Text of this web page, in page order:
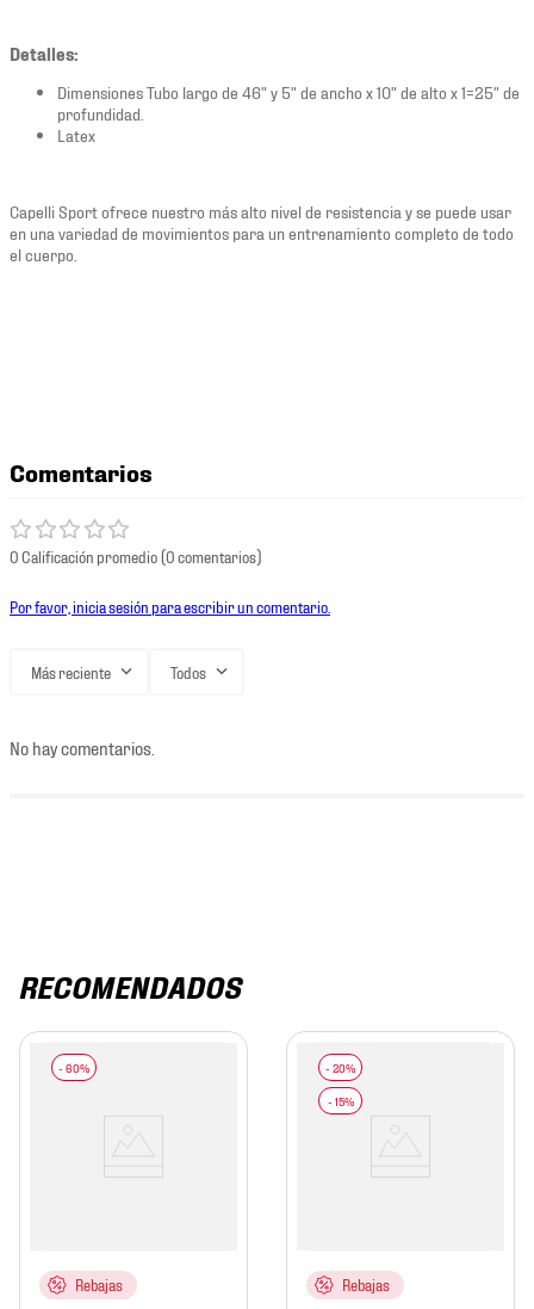
Detalles:
Dimensiones Tubo largo de 46" y 5" de ancho x 10" de alto x 1=25" de
profundidad.
Latex
Capelli Sport ofrece nuestro más alto nivel de resistencia y se puede usar
en una variedad de movimientos para un entrenamiento completo de todo
el cuerpo.
Comentarios
0 Calificación promedio(0 comentarios)
Por favor, inicia sesión para escribir un comentario.
Más reciente Todos
No hay comentarios.
RECOMENDADOS
Rebajas Rebajas